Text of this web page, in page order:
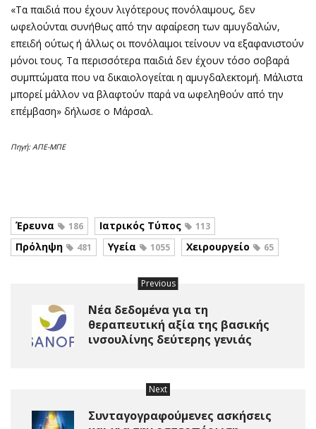
«Τα παιδιά που έχουν λιγότερους πονόλαιμους, δεν
ωφελούνται συνήθως από την αφαίρεση των αμυγδαλών,
επειδή ούτως ή άλλως οι πονόλαιμοι τείνουν να εξαφανιστούν
μόνοι τους. Τα περισσότερα παιδιά δεν έχουν τόσο σοβαρά
συμπτώματα που να δικαιολογείται η αμυγδαλεκτομή. Μάλιστα
μπορεί μάλλον να βλαφτούν παρά να ωφεληθούν από την
επέμβαση» δήλωσε ο Μάρσαλ.
Πηγή: ΑΠΕ-ΜΠΕ
Έρευνα 186 Ιατρικός Τύπος 113
Πρόληψη 481 Υγεία 1055 Χειρουργείο 65
Previous
Νέα δεδομένα για τη
θεραπευτική αξία της βασικής
ινσουλίνης δεύτερης γενιάς
Next
Συνταγογραφούμενες ασκήσεις